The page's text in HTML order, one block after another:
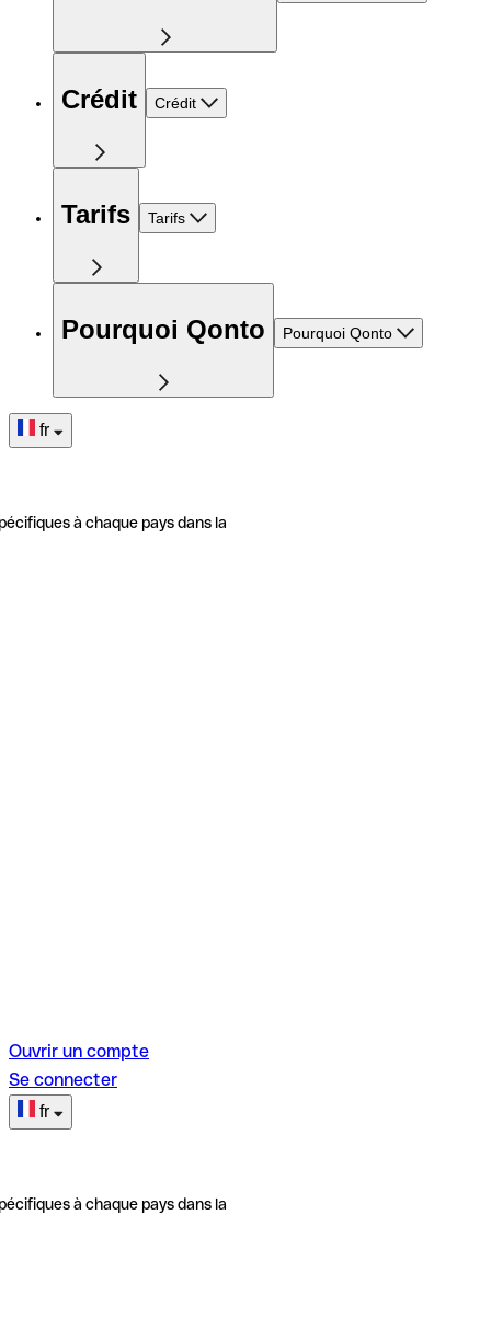
Crédit Crédit
Tarifs Tarifs
Pourquoi Qonto Pourquoi Qonto
fr
à chaque pays dans la
Ouvrir un compte
Se connecter
fr
à chaque pays dans la